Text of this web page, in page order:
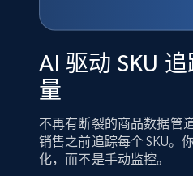
AI 驱动 SKU
量
不再有断裂的商品数据管
销售之前追踪每个 SKU。
化，而不是手动监控。